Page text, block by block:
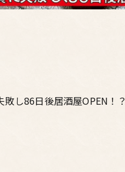
し86日後居酒屋OPEN！？